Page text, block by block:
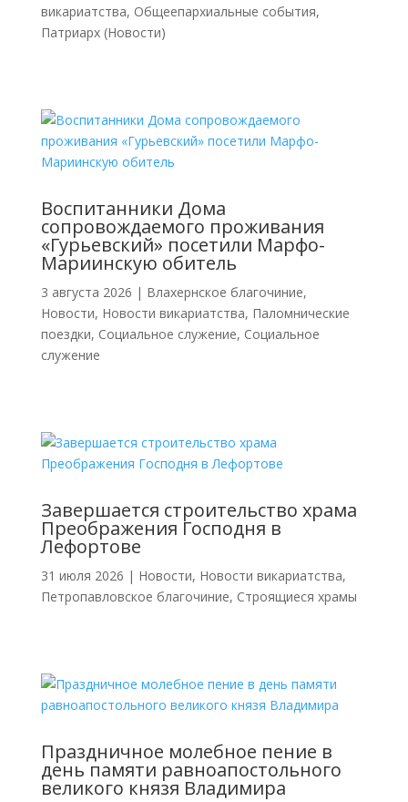
викариатства, Общеепархиальные события,
Патриарх (Новости)
Воспитанники Дома
сопровождаемого проживания
«Гурьевский» посетили Марфо-
Мариинскую обитель
3 августа 2026 | Влахернское благочиние,
Новости, Новости викариатства, Паломнические
поездки, Социальное служение, Социальное
служение
Завершается строительство храма
Преображения Господня в
Лефортове
31 июля 2026 | Новости, Новости викариатства,
Петропавловское благочиние, Строящиеся храмы
Праздничное молебное пение в
день памяти равноапостольного
великого князя Владимира